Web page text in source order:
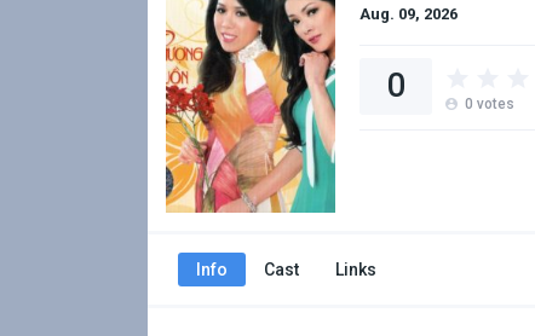
Aug. 09, 2026
0 0 votes
Info Cast Links